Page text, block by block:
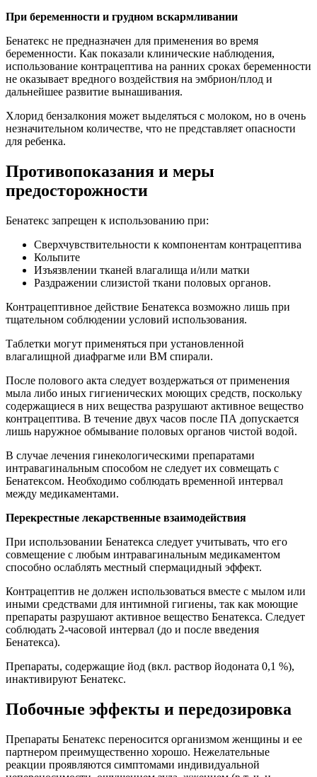
При беременности и грудном вскармливании
Бенатекс не предназначен для применения во время
беременности. Как показали клинические наблюдения,
использование контрацептива на ранних сроках беременности
не оказывает вредного воздействия на эмбрион/плод и
дальнейшее развитие вынашивания.
Хлорид бензалкония может выделяться с молоком, но в очень
незначительном количестве, что не представляет опасности
для ребенка.
Противопоказания и меры
предосторожности
Бенатекс запрещен к использованию при:
Сверхчувствительности к компонентам контрацептива
Кольпите
Изъязвлении тканей влагалища и/или матки
Раздражении слизистой ткани половых органов.
Контрацептивное действие Бенатекса возможно лишь при
тщательном соблюдении условий использования.
Таблетки могут применяться при установленной
влагалищной диафрагме или ВМ спирали.
После полового акта следует воздержаться от применения
мыла либо иных гигиенических моющих средств, поскольку
содержащиеся в них вещества разрушают активное вещество
контрацептива. В течение двух часов после ПА допускается
лишь наружное обмывание половых органов чистой водой.
В случае лечения гинекологическими препаратами
интравагинальным способом не следует их совмещать с
Бенатексом. Необходимо соблюдать временной интервал
между медикаментами.
Перекрестные лекарственные взаимодействия
При использовании Бенатекса следует учитывать, что его
совмещение с любым интравагинальным медикаментом
способно ослаблять местный спермацидный эффект.
Контрацептив не должен использоваться вместе с мылом или
иными средствами для интимной гигиены, так как моющие
препараты разрушают активное вещество Бенатекса. Следует
соблюдать 2-часовой интервал (до и после введения
Бенатекса).
Препараты, содержащие йод (вкл. раствор йодоната 0,1 %),
инактивируют Бенатекс.
Побочные эффекты и передозировка
Препараты Бенатекс переносится организмом женщины и ее
партнером преимущественно хорошо. Нежелательные
реакции проявляются симптомами индивидуальной